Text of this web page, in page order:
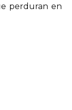
perduran en